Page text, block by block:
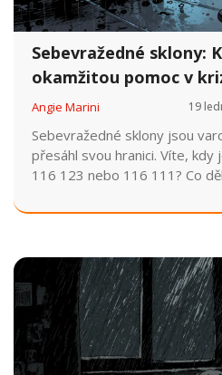
Sebevražedné sklony:
okamžitou pomoc v
Angie Marini 19
Sebevražedné sklony jsou
přesáhl svou hranici. Víte,
116 123 nebo 116 111? Co
tak přetížený?